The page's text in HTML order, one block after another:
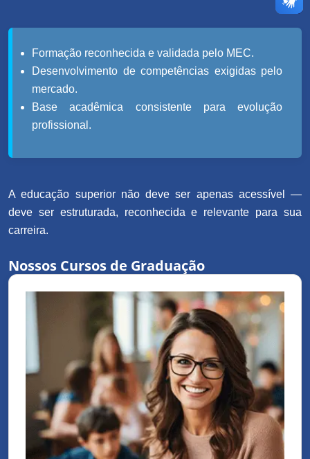
Formação reconhecida e validada pelo MEC.
Desenvolvimento de competências exigidas pelo
mercado.
Base acadêmica consistente para evolução
profissional.
A educação superior não deve ser apenas acessível —
deve ser estruturada, reconhecida e relevante para sua
carreira.
Nossos Cursos de Graduação